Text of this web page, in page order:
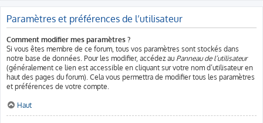
Paramètres et préférences de l’utilisateur
Comment modifier mes paramètres ?
Si vous êtes membre de ce forum, tous vos paramètres sont stockés dans
notre base de données. Pour les modifier, accédez au Panneau de l’utilisateur
(généralement ce lien est accessible en cliquant sur votre nom d’utilisateur en
haut des pages du forum). Cela vous permettra de modifier tous les paramètres
et préférences de votre compte.
Haut